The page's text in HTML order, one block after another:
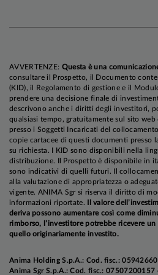
compressione dello
nonostante
comparto più speculativo,
e al calo dei rendimenti
AVVERTENZE: Questa è una
consultare il Prospetto, il Documento
(KID), il Regolamento di gestione e il
prendere una decisione finale di
descrivono anche i diritti degli investitori,
qualsiasi tempo, gratuitamente sul sito web
presso i Soggetti Incaricati del
copie cartacee di questi documenti presso
su richiesta. I KID sono disponibili nella
distribuzione. Il Prospetto è disponibile in
sono indicativi di quelli futuri. Il
alla valutazione di appropriatezza o
vigente. ANIMA Sgr si riserva il diritto di
informazioni riportate.
Il valore
deriva possono aumentare così come
rimborso, l’investitore potrebbe ricevere
quello originariamente investito.
Anima Holding S.p.A.: Cod. fisc.:
Anima Sgr S.p.A.: Cod. fisc.: 07507200157